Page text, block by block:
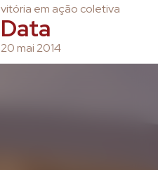
vitória em ação coletiva
Data
20 mai 2014